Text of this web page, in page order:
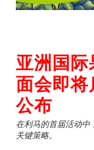
亚洲国
面会即将
公布
在利马的首届活动中
关键策略。